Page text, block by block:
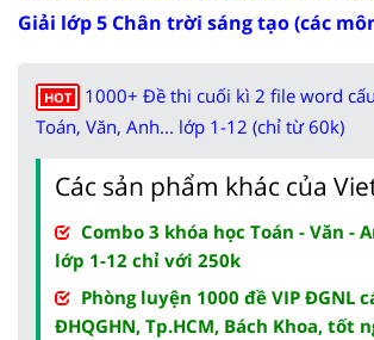
Giải lớp 5 Chân trời sáng tạo (các
HOT
1000+ Đề thi cuối kì 2 file word
Toán, Văn, Anh... lớp 1-12 (chỉ từ 60k)
Các sản phẩm khác của
Combo 3 khóa học Toán - Văn -
lớp 1-12 chỉ với 250k
Phòng luyện 1000 đề VIP ĐGNL
ĐHQGHN, Tp.HCM, Bách Khoa, tốt